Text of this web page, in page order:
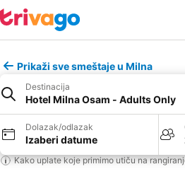
Prikaži sve smeštaje u Milna
Destinacija
Hotel Milna Osam - Adults Only
Dolazak/odlazak
Izaberi datume
Kako uplate koje primimo utiču na